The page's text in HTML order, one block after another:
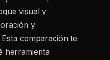
visual y
y
comparación te
herramienta